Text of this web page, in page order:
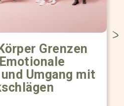
Grenzen
Umgang mit